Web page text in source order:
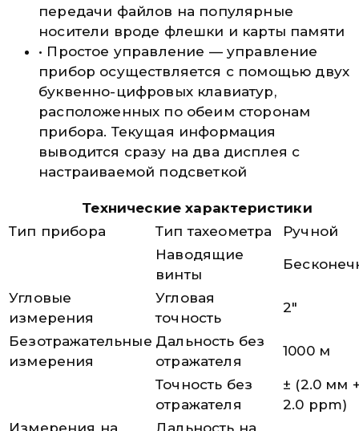
передачи файлов на популярные
носители вроде флешки и карты памяти
• Простое управление — управление
прибор осуществляется с помощью двух
буквенно-цифровых клавиатур,
расположенных по обеим сторонам
прибора. Текущая информация
выводится сразу на два дисплея с
настраиваемой подсветкой
Технические характеристики
Тип прибора
Тип тахеометра
Ручной
Наводящие
винты
Угловые
измерения
Угловая
точность
2″
Безотражательные
измерения
Дальность без
отражателя
1000 м
Точность без
отражателя
± (2.0 мм
2.0 ppm)
Измерения на
Дальность на